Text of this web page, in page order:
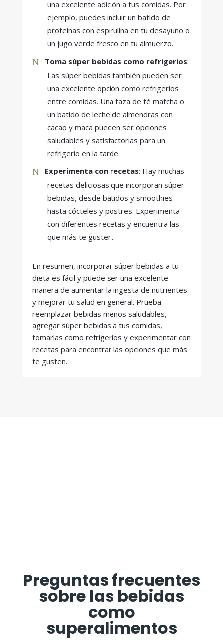
una excelente adición a tus comidas. Por
ejemplo, puedes incluir un batido de
proteínas con espirulina en tu desayuno o
un jugo verde fresco en tu almuerzo.
Toma súper bebidas como refrigerios:
Las súper bebidas también pueden ser
una excelente opción como refrigerios
entre comidas. Una taza de té matcha o
un batido de leche de almendras con
cacao y maca pueden ser opciones
saludables y satisfactorias para un
refrigerio en la tarde.
Experimenta con recetas: Hay muchas
recetas deliciosas que incorporan súper
bebidas, desde batidos y smoothies
hasta cócteles y postres. Experimenta
con diferentes recetas y encuentra las
que más te gusten.
En resumen, incorporar súper bebidas a tu
dieta es fácil y puede ser una excelente
manera de aumentar la ingesta de nutrientes
y mejorar tu salud en general. Prueba
reemplazar bebidas menos saludables,
agregar súper bebidas a tus comidas,
tomarlas como refrigerios y experimentar con
recetas para encontrar las opciones que más
te gusten.
Preguntas frecuentes
sobre las bebidas
como
superalimentos